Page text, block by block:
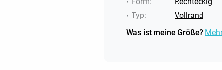
Typ:
Vollrand
Was ist meine Größe?